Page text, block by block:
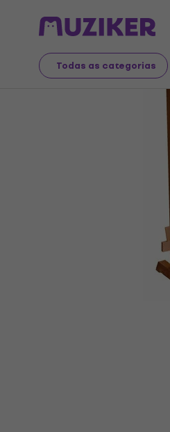
Todas as categorias
Instrumentos musicais
A venda terminou